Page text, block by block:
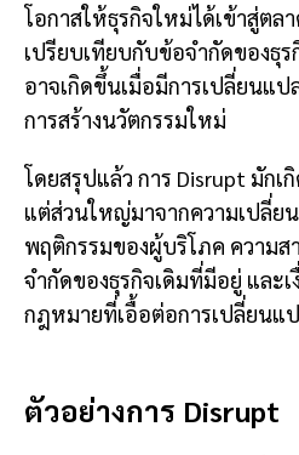
โอกาสให้ธุรกิจใหม่ได้เข้าสู่ตล
เปรียบเทียบกับข้อจำกัดของธุ
อาจเกิดขึ้นเมื่อมีการเปลี่ยนแ
การสร้างนวัตกรรมใหม่
โดยสรุปแล้ว การ Disrupt มัก
แต่ส่วนใหญ่มาจากความเปลี่ย
พฤติกรรมของผู้บริโภค ความส
จำกัดของธุรกิจเดิมที่มีอยู่ และ
กฎหมายที่เอื้อต่อการเปลี่ยนแ
ตัวอย่างการ Disrupt